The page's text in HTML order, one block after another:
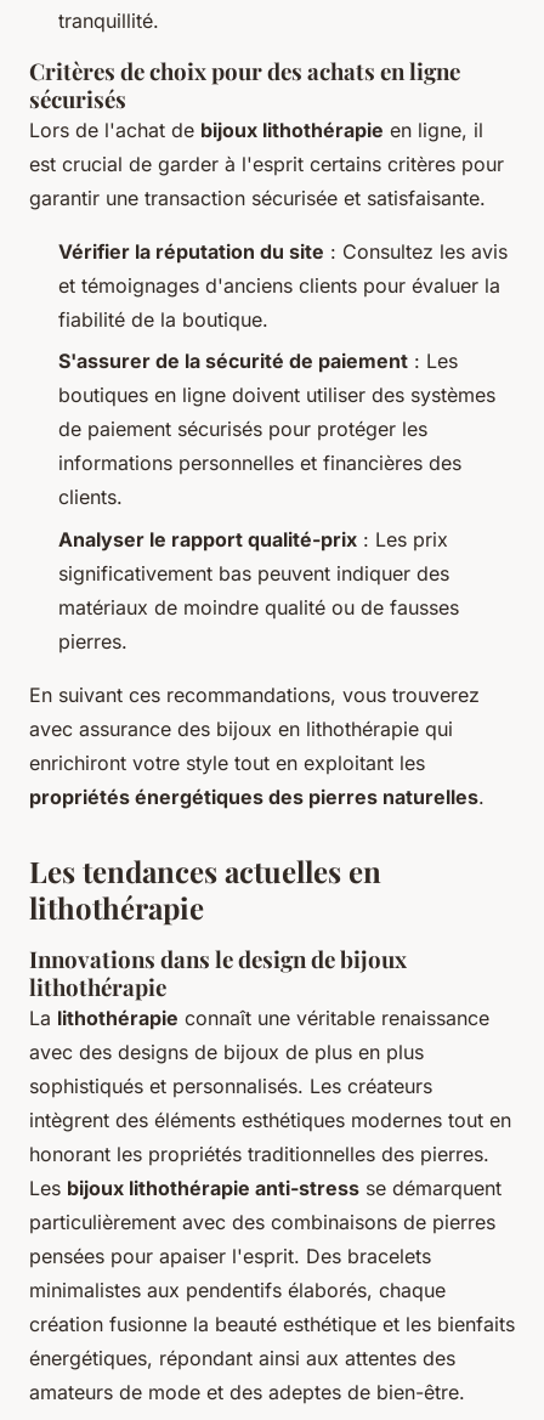
tranquillité.
Critères de choix pour des achats en ligne
sécurisés
Lors de l'achat de bijoux lithothérapie en ligne, il
est crucial de garder à l'esprit certains critères pour
garantir une transaction sécurisée et satisfaisante.
Vérifier la réputation du site : Consultez les avis
et témoignages d'anciens clients pour évaluer la
fiabilité de la boutique.
S'assurer de la sécurité de paiement : Les
boutiques en ligne doivent utiliser des systèmes
de paiement sécurisés pour protéger les
informations personnelles et financières des
clients.
Analyser le rapport qualité-prix : Les prix
significativement bas peuvent indiquer des
matériaux de moindre qualité ou de fausses
pierres.
En suivant ces recommandations, vous trouverez
avec assurance des bijoux en lithothérapie qui
enrichiront votre style tout en exploitant les
propriétés énergétiques des pierres naturelles.
Les tendances actuelles en
lithothérapie
Innovations dans le design de bijoux
lithothérapie
La lithothérapie connaît une véritable renaissance
avec des designs de bijoux de plus en plus
sophistiqués et personnalisés. Les créateurs
intègrent des éléments esthétiques modernes tout en
honorant les propriétés traditionnelles des pierres.
Les bijoux lithothérapie anti-stress se démarquent
particulièrement avec des combinaisons de pierres
pensées pour apaiser l'esprit. Des bracelets
minimalistes aux pendentifs élaborés, chaque
création fusionne la beauté esthétique et les bienfaits
énergétiques, répondant ainsi aux attentes des
amateurs de mode et des adeptes de bien-être.